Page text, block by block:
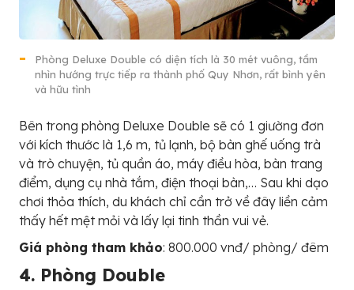
Phòng Deluxe Double có diện tích là 30 mét vuông, tầm
nhìn hướng trực tiếp ra thành phố Quy Nhơn, rất bình yên
và hữu tình
Bên trong phòng Deluxe Double sẽ có 1 giường đơn
với kích thước là 1,6 m, tủ lạnh, bộ bàn ghế uống trà
và trò chuyện, tủ quần áo, máy điều hòa, bàn trang
điểm, dụng cụ nhà tắm, điện thoại bàn,… Sau khi dạo
chơi thỏa thích, du khách chỉ cần trở về đây liền cảm
thấy hết mệt mỏi và lấy lại tinh thần vui vẻ.
Giá phòng tham khảo: 800.000 vnđ/ phòng/ đêm
4. Phòng Double